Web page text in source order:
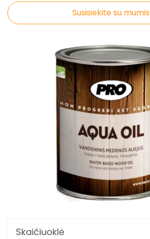
Susisiekite su mumis
Skaičiuoklė